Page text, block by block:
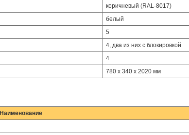
коричневый (RAL-8017)
белый
5
4, два из них с блокировкой
4
780 х 340 х 2020 мм
Наименование